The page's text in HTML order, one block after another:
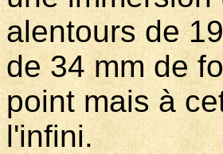
alentours de
de 34 mm de
point mais à
l'infini.